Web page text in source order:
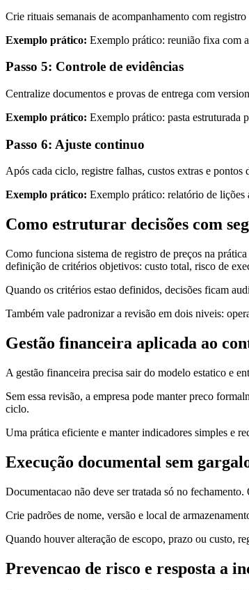
Crie rituais semanais de acompanhamento com
Exemplo prático: Exemplo prático: reunião fixa com
Passo 5: Controle de evidências
Centralize documentos e provas de entrega com
Exemplo prático: Exemplo prático: pasta estruturada
Passo 6: Ajuste continuo
Após cada ciclo, registre falhas, custos extras e
Exemplo prático: Exemplo prático: relatório de lições
Como estruturar decisões com
Como funciona sistema de registro de preços na
definição de critérios objetivos: custo total, risco de
Quando os critérios estao definidos, decisões ficam
Também vale padronizar a revisão em dois niveis:
Gestão financeira aplicada ao
A gestão financeira precisa sair do modelo estatico e
Sem essa revisão, a empresa pode manter preco
ciclo.
Uma prática eficiente e manter indicadores simples e
Execução documental sem
Documentacao não deve ser tratada só no
Crie padrões de nome, versão e local de
Quando houver alteração de escopo, prazo ou custo,
Prevencao de risco e resposta a